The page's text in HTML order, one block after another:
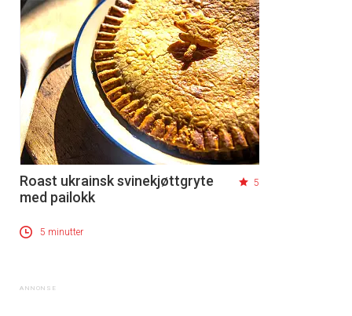
Roast ukrainsk svinekjøttgryte
med pailokk
5
5 minutter